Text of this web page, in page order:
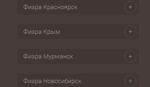
Физра Красноярск
Физра Крым
Физра Мурманск
Физра Новосибирск